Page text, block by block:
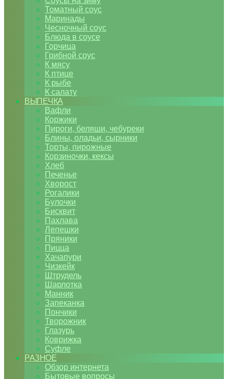
Томатный соус
Маринады
Чесночный соус
Блюда в соусе
Горчица
Грибной соус
К мясу
К птице
К рыбе
К салату
ВЫПЕЧКА
Вафли
Коржики
Пироги, беляши, чебуреки
Блины, оладьи, сырники
Торты, пирожные
Корзиночки, кексы
Хлеб
Печенье
Хворост
Рогалики
Булочки
Бисквит
Пахлава
Лепешки
Пряники
Пицца
Хачапури
Чизкейк
Штрудель
Шарлотка
Манник
Запеканка
Пончики
Творожник
Глазурь
Коврижка
Суфле
РАЗНОЕ
Обзор интернета
Бытовые вопросы